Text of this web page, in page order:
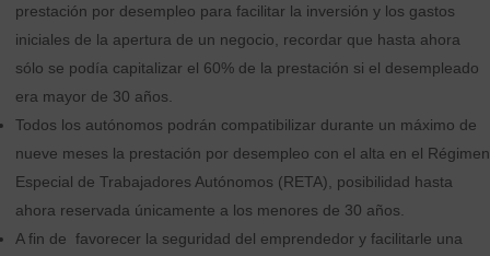
prestación por desempleo para facilitar la inversión y los gastos
iniciales de la apertura de un negocio, recordar que hasta ahora
sólo se podía capitalizar el 60% de la prestación si el desempleado
era mayor de 30 años.
Todos los autónomos podrán compatibilizar durante un máximo de
nueve meses la prestación por desempleo con el alta en el Régimen
Especial de Trabajadores Autónomos (RETA), posibilidad hasta
ahora reservada únicamente a los menores de 30 años.
A fin de favorecer la seguridad del emprendedor y facilitarle una